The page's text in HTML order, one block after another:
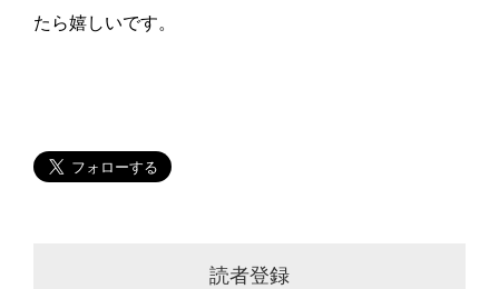
たら嬉しいです。
読者登録